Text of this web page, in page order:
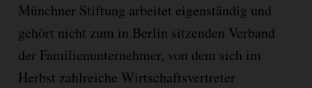
Münchner Stiftung arbeitet eigenständig und
gehört nicht zum in Berlin sitzenden Verband
der Familienunternehmer, von dem sich im
Herbst zahlreiche Wirtschaftsvertreter